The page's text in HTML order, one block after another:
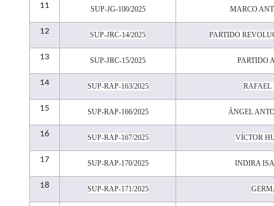
11 SUP-JG-100/2025 MARCO
12 SUP-JRC-14/2025 PARTIDO
13 SUP-JRC-15/2025 PARTIDO
14 SUP-RAP-163/2025 RAFAEL
15 SUP-RAP-166/2025 ÁNGEL
16 SUP-RAP-167/2025 VÍCTOR
17 SUP-RAP-170/2025 INDIRA
18 SUP-RAP-171/2025